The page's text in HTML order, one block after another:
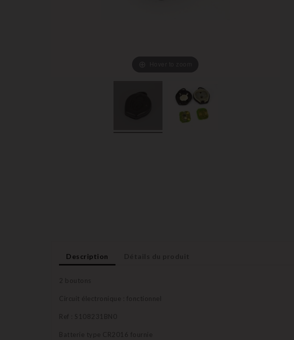
Description
2 boutons
Circuit électronique : fonctionnel
Ref : S108231BN0
Batterie type CR2016 fournie